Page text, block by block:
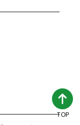
TOP